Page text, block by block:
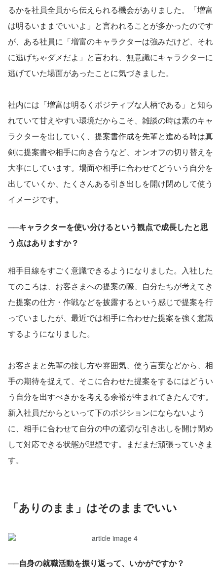
るかを社員全員から伝えられる機会がありました。「増富
は明るいままでいいよ」と言われることが多かったのです
が、ある社員に「増富のキャラクターは強みだけど、それ
に逃げちゃダメだよ」と言われ、無意識にキャラクターに
逃げていた場面があったことに気づきました。
社内には「増富は明るくポジティブな人柄である」と知ら
れていて甘えやすい環境だからこそ、雑談の時は素のキャ
ラクターを出していく、提案書作成を先輩と進める時は真
剣に提案書や相手に向き合うなど、オンオフの切り替えを
大事にしています。場面や相手に合わせてどういう自分を
出していくか、たくさんある引き出しを開け閉めして使う
イメージです。
──キャラクターを使い分けるという観点で成長したと思
う点はありますか？
相手目線をすごく意識できるようになりました。入社した
てのころは、お客さまへの提案の際、自分たちが考えてき
た提案の仕方・作戦などを披露するという感じで提案を行
っていましたが、最近では相手に合わせた提案を強く意識
するようになりました。
お客さまと先輩の接し方や雰囲気、使う言葉などから、相
手の期待を捉えて、そこに合わせた提案をするにはどうい
う自分を出すべきかを考える余裕が生まれてきたんです。
新入社員だからといって下のポジションにならないよう
に、相手に合わせて自分の中の適切な引き出しを開け閉め
して対応できる状態が理想です。まだまだ頑張っていきま
す。
「ありのまま」はそのままでいい
──自身の就職活動を振り返って、いかがですか？